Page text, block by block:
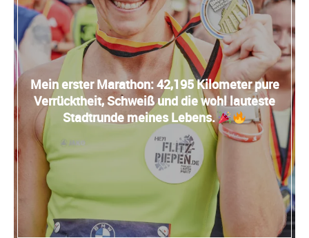
Mein erster Marathon: 42,195 Kilometer pure
Verrücktheit, Schweiß und die wohl lauteste
Stadtrunde meines Lebens.